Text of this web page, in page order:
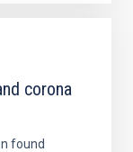
corona
found